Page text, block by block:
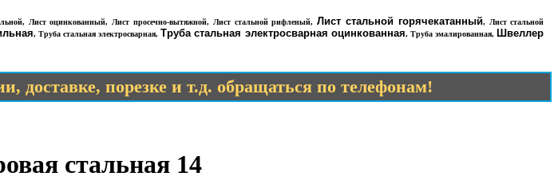
, Лист оцинкованный,Лист просечно-вытяжной, Лист стальной рифленый,Лист стальной горячекатанный, Лист стальной
, Труба стальная электросварная, Труба стальная электросварная оцинкованная, Труба эмалированная, Швеллер
доставке, порезке и т.д. обращаться по телефонам!
стальная 14